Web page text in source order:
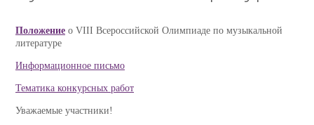
Положение о VIII Всероссийской Олимпиаде по музыкальной
литературе
Информационное письмо
Тематика конкурсных работ
Уважаемые участники!